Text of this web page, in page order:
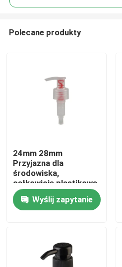
Dom
Produkty
Polecane produkty
24mm 28mm
Przyjazna dla
środowiska,
całkowicie plastikowa
pompa emulsyjna
Pompka dozująca
wielokrotnego użytku
Wyślij zapytanie